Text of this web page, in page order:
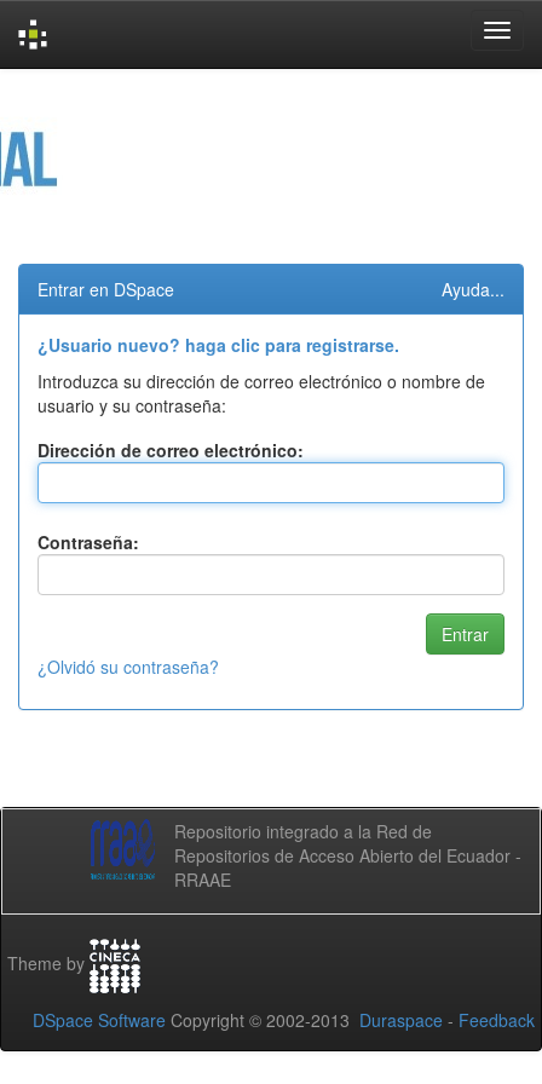
Entrar en DSpace Ayuda...
¿Usuario nuevo? haga clic para registrarse.
Introduzca su dirección de correo electrónico o nombre de
usuario y su contraseña:
Dirección de correo electrónico:
Contraseña:
¿Olvidó su contraseña?
Repositorio integrado a la Red de
Repositorios de Acceso Abierto del Ecuador -
RRAAE
Theme by
DSpace Software Copyright © 2002-2013 Duraspace - Feedback